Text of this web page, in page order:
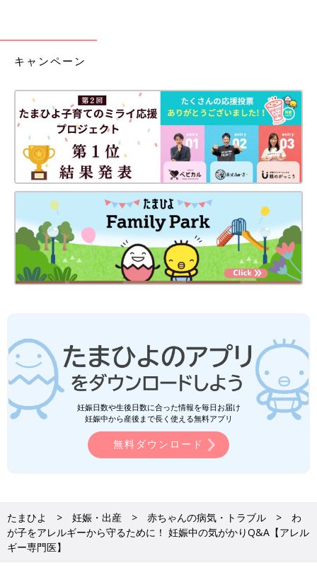
キャンペーン
妊娠日数や生後日数に合った情報を毎日お届け
妊娠中から産後まで長く使える無料アプリ
無料ダウンロード
たまひよ 妊娠・出産 赤ちゃんの病気・トラブル
わ
が子をアレルギーから守るために！ 妊娠中の気がかりQ&A【アレル
ギー専門医】